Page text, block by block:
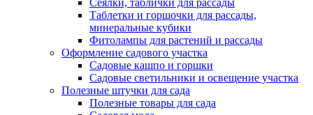
Сеялки, таблички для рассады
Таблетки и горшочки для рассады,
минеральные кубики
Фитолампы для растений и рассады
Оформление садового участка
Садовые кашпо и горшки
Садовые светильники и освещение участка
Полезные штучки для сада
Полезные товары для сада